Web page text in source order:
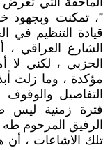
”، تمكنت وبجهود
قيادة التنظيم في
الشارع العراقي
الحزبي ، لكني لا
مؤكدة ، وما زلت
التفاصيل
فترة زمنية
الرفيق المرحوم
تلك الاشاعات ، أن